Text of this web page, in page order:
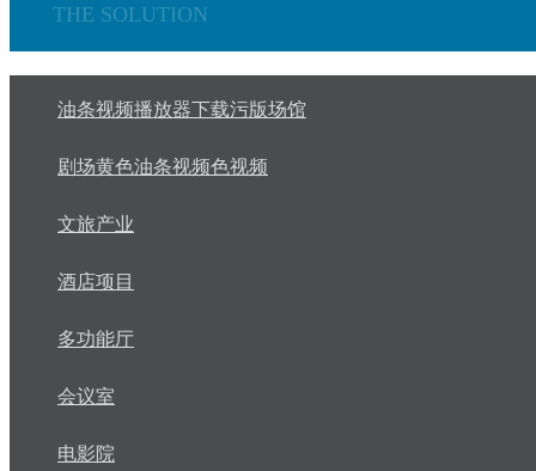
THE SOLUTION
油条视频播放器下载污版场馆
剧场黄色油条视频色视频
文旅产业
酒店项目
多功能厅
会议室
电影院